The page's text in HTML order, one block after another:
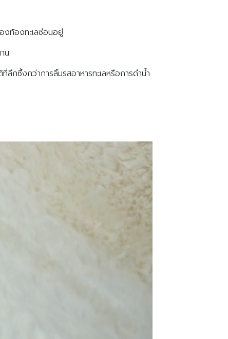
งท้องทะเลซ่อนอยู่
น
ที่ลึกซึ้งกว่าการลิ้มรสอาหารทะเลหรือการดำน้ำ